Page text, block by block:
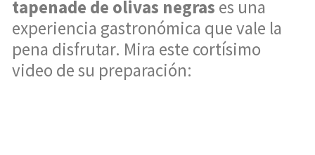
tapenade de olivas negras es una
experiencia gastronómica que vale la
pena disfrutar. Mira este cortísimo
video de su preparación: